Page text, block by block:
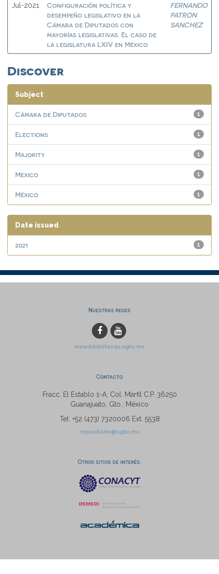
Jul-2021
Configuración política y
desempeño legislativo en la
Cámara de Diputados con
mayorías legislativas. El caso de
la legislatura LXIV en México
FERNANDO
PATRON
SANCHEZ
Discover
Subject
1
Cámara de Diputados
1
Elections
1
Majority
1
Mexico
1
México
Date issued
1
2021
Nuestras redes
www.bibliotecas.ugto.mx
Contacto
Fracc. El Establo 1-A, Col. Marfil C.P. 36250
Guanajuato, Gto., México
Tel: +52 (473) 7320006 Ext. 5538
repositorio@ugto.mx
Otros sitios de interés: